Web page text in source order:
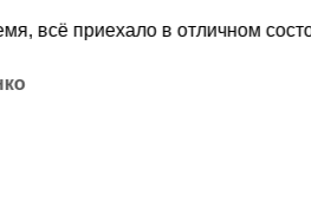
приехало в отличном состоянии.